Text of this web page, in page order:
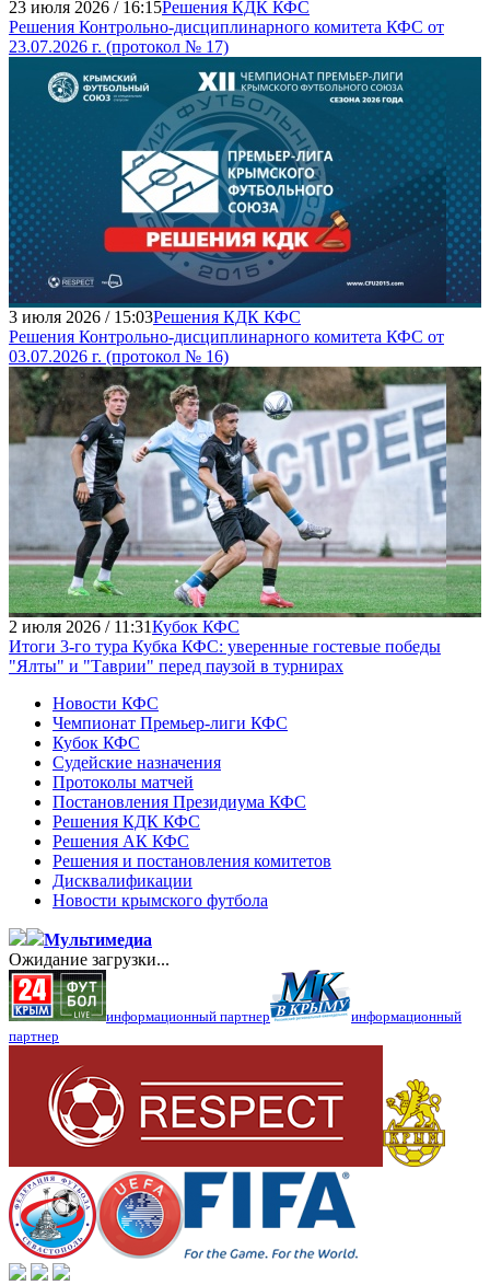
23 июля 2026 / 16:15Решения КДК КФС
Решения Контрольно-дисциплинарного комитета КФС от
23.07.2026 г. (протокол № 17)
3 июля 2026 / 15:03Решения КДК КФС
Решения Контрольно-дисциплинарного комитета КФС от
03.07.2026 г. (протокол № 16)
2 июля 2026 / 11:31Кубок КФС
Итоги 3-го тура Кубка КФС: уверенные гостевые победы
"Ялты" и "Таврии" перед паузой в турнирах
Новости КФС
Чемпионат Премьер-лиги КФС
Кубок КФС
Судейские назначения
Протоколы матчей
Постановления Президиума КФС
Решения КДК КФС
Решения АК КФС
Решения и постановления комитетов
Дисквалификации
Новости крымского футбола
Мультимедиа
Ожидание загрузки...
информационный партнер
информационный
партнер